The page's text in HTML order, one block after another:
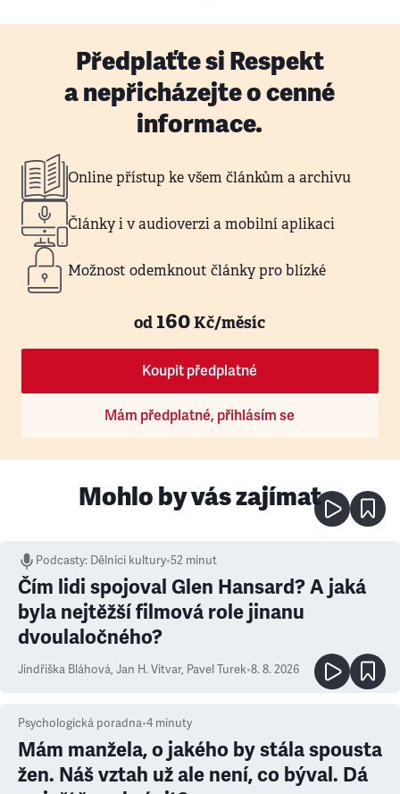
Předplaťte si Respekt
a nepřicházejte o cenné
informace.
Online přístup ke všem článkům a archivu
Články i v audioverzi a mobilní aplikaci
Možnost odemknout články pro blízké
od160Kč/měsíc
Koupit předplatné
Mám předplatné, přihlásím se
Mohlo by vás zajímat
Podcasty: Dělníci kultury•52 minut
Čím lidi spojoval Glen Hansard? A jaká
byla nejtěžší filmová role jinanu
dvoulaločného?
Jindřiška Bláhová, Jan H. Vitvar, Pavel Turek•8. 8. 2026
Psychologická poradna•4 minuty
Mám manžela, o jakého by stála spousta
žen. Náš vztah už ale není, co býval. Dá